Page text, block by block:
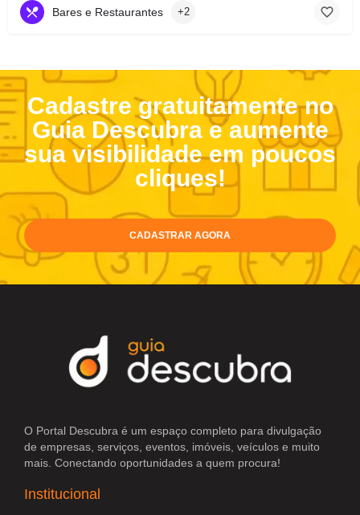
Bares e Restaurantes +2
Cadastre gratuitamente no
Guia Descubra e aumente
sua visibilidade em poucos
cliques!
CADASTRAR AGORA
O Portal Descubra é um espaço completo para divulgação
de empresas, serviços, eventos, imóveis, veículos e muito
mais. Conectando oportunidades a quem procura!
Institucional